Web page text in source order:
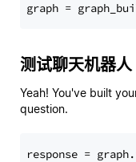
graph =
测试聊天机器人
Yeah! You've built
question.
response =